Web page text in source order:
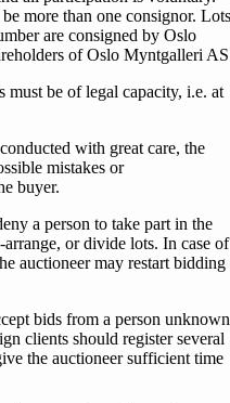
more than one consignor. Lots
are consigned by Oslo
of Oslo Myntgalleri
be of legal capacity, i.e. at
with great care, the
mistakes or
buyer.
a person to take part in the
or divide lots. In case of
auctioneer may restart bidding
bids from a person unknown
clients should register several
the auctioneer sufficient time